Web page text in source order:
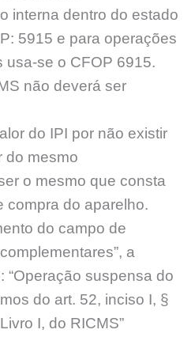
interna dentro do estado
5915 e para operações
usa-se o CFOP 6915.
não deverá ser
do IPI por não existir
do mesmo
o mesmo que consta
compra do aparelho.
do campo de
a
“Operação suspensa do
do art. 52, inciso I, §
I, do RICMS”